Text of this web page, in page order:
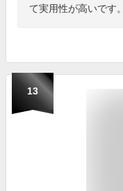
て実用性が高いです。
13